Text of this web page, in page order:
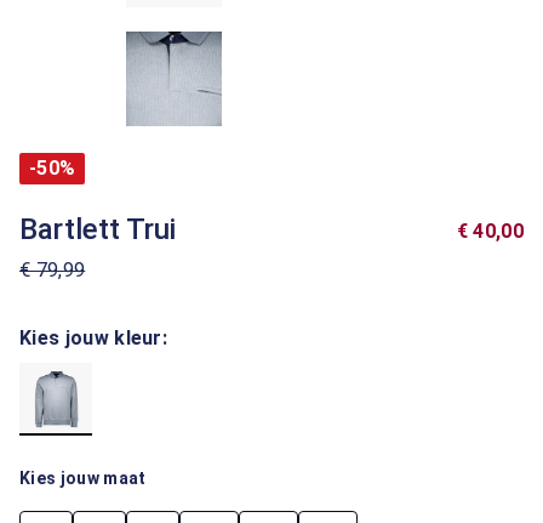
-50%
Bartlett Trui
€ 79,99
€ 40,00
Kies jouw kleur:
Kies jouw maat